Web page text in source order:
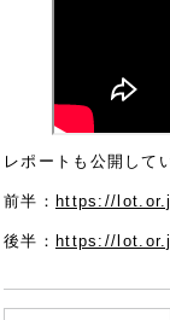
レポートも公開して
前半： https://
後半： https://